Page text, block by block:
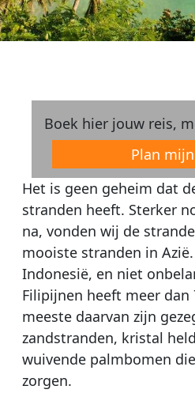
Boek hier jouw reis,
Plan
Het is geen geheim dat
stranden heeft. Sterker
na, vonden wij de
mooiste stranden in
Indonesië, en niet
Filipijnen heeft meer dan
meeste daarvan zijn
zandstranden, kristal
wuivende palmbomen
zorgen.